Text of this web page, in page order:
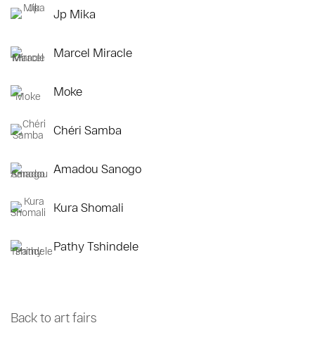
Jp Mika
Marcel Miracle
Moke
Chéri Samba
Amadou Sanogo
Kura Shomali
Pathy Tshindele
Back to art fairs